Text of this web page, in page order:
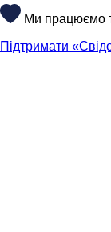
Ми працюємо
Підтримати